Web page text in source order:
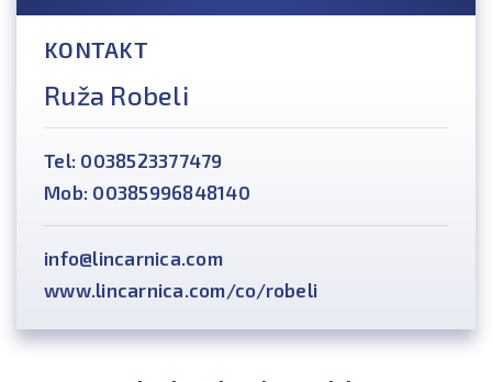
KONTAKT
Ruža Robeli
Tel: 0038523377479
Mob: 00385996848140
info@lincarnica.com
www.lincarnica.com/co/robeli